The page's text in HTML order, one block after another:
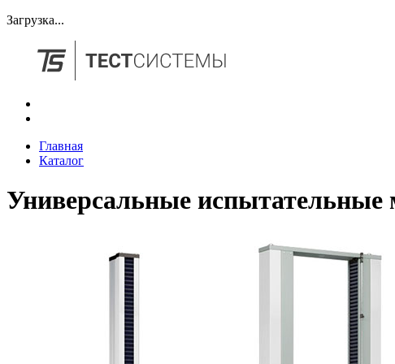
Загрузка...
Главная
Каталог
Универсальные